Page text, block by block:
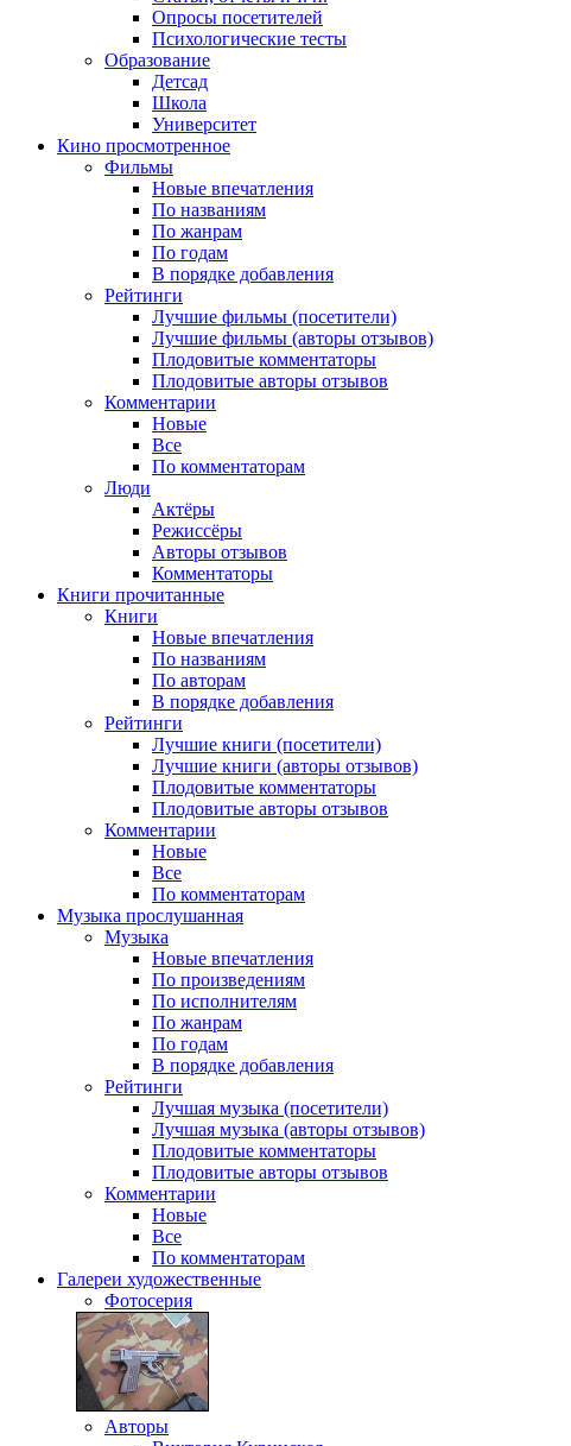
Опросы посетителей
Психологические тесты
Образование
Детсад
Школа
Университет
Кино просмотренное
Фильмы
Новые впечатления
По названиям
По жанрам
По годам
В порядке добавления
Рейтинги
Лучшие фильмы (посетители)
Лучшие фильмы (авторы отзывов)
Плодовитые комментаторы
Плодовитые авторы отзывов
Комментарии
Новые
Все
По комментаторам
Люди
Актёры
Режиссёры
Авторы отзывов
Комментаторы
Книги прочитанные
Книги
Новые впечатления
По названиям
По авторам
В порядке добавления
Рейтинги
Лучшие книги (посетители)
Лучшие книги (авторы отзывов)
Плодовитые комментаторы
Плодовитые авторы отзывов
Комментарии
Новые
Все
По комментаторам
Музыка прослушанная
Музыка
Новые впечатления
По произведениям
По исполнителям
По жанрам
По годам
В порядке добавления
Рейтинги
Лучшая музыка (посетители)
Лучшая музыка (авторы отзывов)
Плодовитые комментаторы
Плодовитые авторы отзывов
Комментарии
Новые
Все
По комментаторам
Галереи художественные
Фотосерия
Авторы